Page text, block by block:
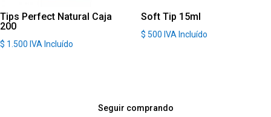
Tips Perfect Natural Caja
200
$ 1.500 IVA Incluído
Soft Tip 15ml
$ 500 IVA Incluído
Seguir comprando